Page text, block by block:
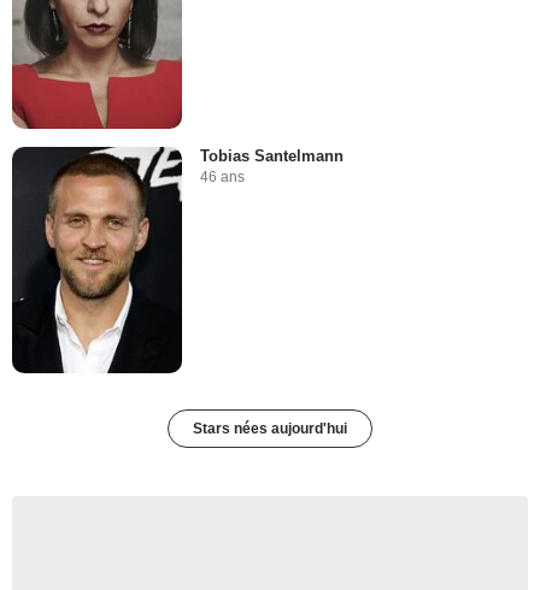
Tobias Santelmann
46 ans
Stars nées aujourd'hui